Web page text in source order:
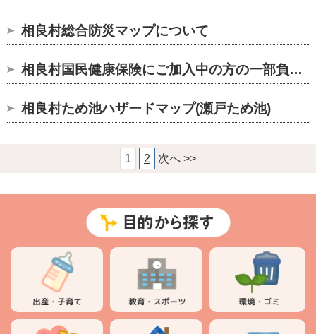
相良村総合防災マップについて
相良村国民健康保険にご加入中の方の一部負担金減免制度について
相良村ため池ハザードマップ(瀬戸ため池)
1 2 次へ >>